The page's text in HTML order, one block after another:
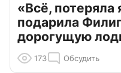
«Всё,
подарила
дорогущую
173 Обсудить